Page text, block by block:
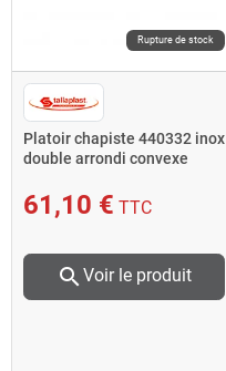
Rupture de stock
Platoir chapiste 440332 inox
double arrondi convexe
61,10 € TTC
search Voir le produit